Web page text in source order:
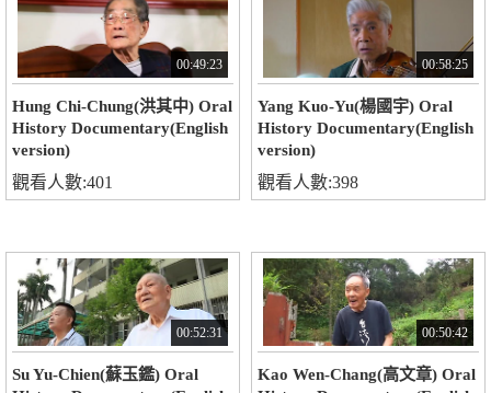
00:49:23
Hung Chi-Chung(洪其中) Oral
History Documentary(English
version)
觀看人數:401
00:58:25
Yang Kuo-Yu(楊國宇) Oral
History Documentary(English
version)
觀看人數:398
00:52:31
Su Yu-Chien(蘇玉鑑) Oral
00:50:42
Kao Wen-Chang(高文章) Oral